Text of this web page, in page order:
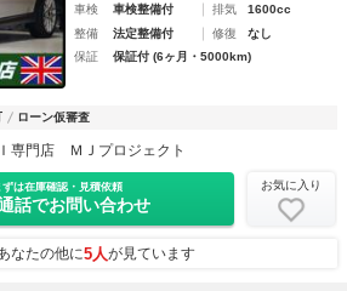
車検
車検整備付 排気
1600cc
整備
法定整備付 修復
なし
保証
保証付 (6ヶ月・5000km)
ローン仮審査
専門店 ＭＪプロジェクト
ずは在庫確認・見積依頼
話でお問い合わせ
お気に入り
なたの他に5人が見ています